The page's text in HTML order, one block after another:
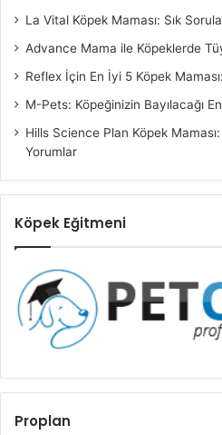
La Vital Köpek Maması: Sık
Advance Mama ile Köpeklerde
Reflex İçin En İyi 5 Köpek
M-Pets: Köpeğinizin Bayılacağı
Hills Science Plan Köpek
Yorumlar
Köpek Eğitmeni
Proplan